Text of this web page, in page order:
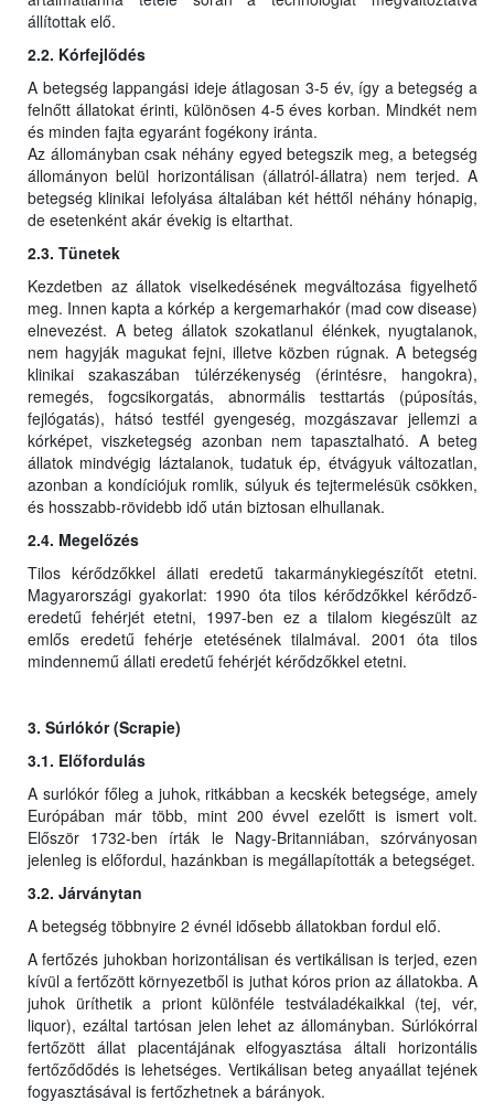
állítottak elő.
2.2. Kórfejlődés
A betegség lappangási ideje átlagosan 3-5 év, így a betegség a
felnőtt állatokat érinti, különösen 4-5 éves korban. Mindkét nem
és minden fajta egyaránt fogékony iránta.
Az állományban csak néhány egyed betegszik meg, a betegség
állományon belül horizontálisan (állatról-állatra) nem terjed. A
betegség klinikai lefolyása általában két héttől néhány hónapig,
de esetenként akár évekig is eltarthat.
2.3. Tünetek
Kezdetben az állatok viselkedésének megváltozása figyelhető
meg. Innen kapta a kórkép a kergemarhakór (mad cow disease)
elnevezést. A beteg állatok szokatlanul élénkek, nyugtalanok,
nem hagyják magukat fejni, illetve közben rúgnak. A betegség
klinikai szakaszában túlérzékenység (érintésre, hangokra),
remegés, fogcsikorgatás, abnormális testtartás (púposítás,
fejlógatás), hátsó testfél gyengeség, mozgászavar jellemzi a
kórképet, viszketegség azonban nem tapasztalható. A beteg
állatok mindvégig láztalanok, tudatuk ép, étvágyuk változatlan,
azonban a kondíciójuk romlik, súlyuk és tejtermelésük csökken,
és hosszabb-rövidebb idő után biztosan elhullanak.
2.4. Megelőzés
Tilos kérődzőkkel állati eredetű takarmánykiegészítőt etetni.
Magyarországi gyakorlat: 1990 óta tilos kérődzőkkel kérődző-
eredetű fehérjét etetni, 1997-ben ez a tilalom kiegészült az
emlős eredetű fehérje etetésének tilalmával. 2001 óta tilos
mindennemű állati eredetű fehérjét kérődzőkkel etetni.
3. Súrlókór (Scrapie)
3.1. Előfordulás
A surlókór főleg a juhok, ritkábban a kecskék betegsége, amely
Európában már több, mint 200 évvel ezelőtt is ismert volt.
Először 1732-ben írták le Nagy-Britanniában, szórványosan
jelenleg is előfordul, hazánkban is megállapították a betegséget.
3.2. Járványtan
A betegség többnyire 2 évnél idősebb állatokban fordul elő.
A fertőzés juhokban horizontálisan és vertikálisan is terjed, ezen
kívül a fertőzött környezetből is juthat kóros prion az állatokba. A
juhok üríthetik a priont különféle testváladékaikkal (tej, vér,
liquor), ezáltal tartósan jelen lehet az állományban. Súrlókórral
fertőzött állat placentájának elfogyasztása általi horizontális
fertőződődés is lehetséges. Vertikálisan beteg anyaállat tejének
fogyasztásával is fertőzhetnek a bárányok.